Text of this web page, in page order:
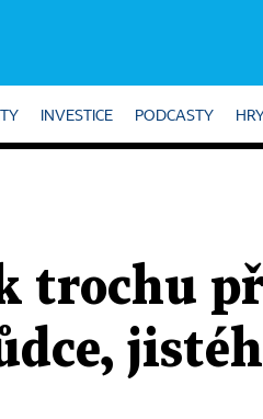
INVESTICE PODCASTY HRY
trochu